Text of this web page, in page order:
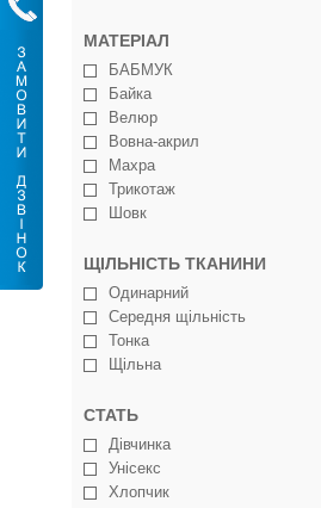
МАТЕРІАЛ
БАБМУК
Байка
Велюр
Вовна-акрил
Махра
Трикотаж
Шовк
ЩІЛЬНІСТЬ ТКАНИНИ
Одинарний
Середня щільність
Тонка
Щільна
СТАТЬ
Дівчинка
Унісекс
Хлопчик